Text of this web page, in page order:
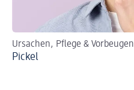
Ursachen, Pflege & Vorbeugen
Pickel